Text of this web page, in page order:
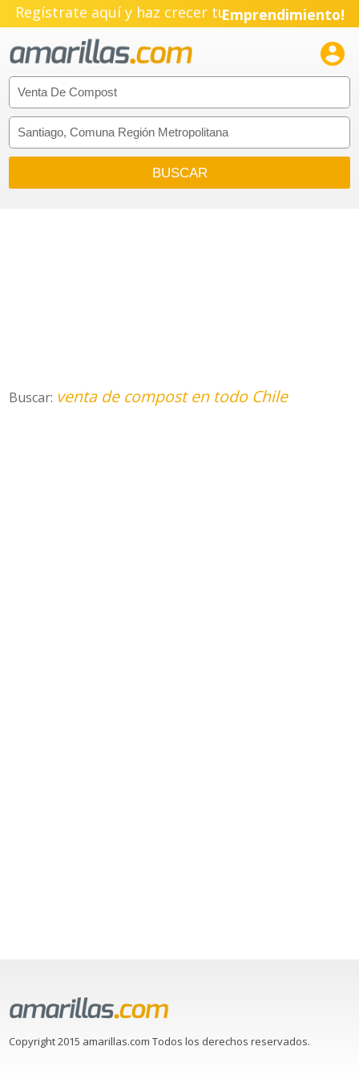
Regístrate aquí y haz crecer tuEmprendimiento!

Buscar: venta de compost en todo Chile
Copyright 2015 amarillas.com Todos los derechos reservados.